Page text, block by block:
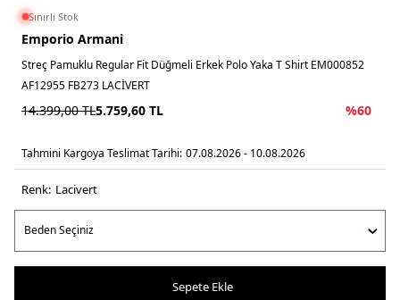
Sınırlı Stok
Emporio Armani
Streç Pamuklu Regular Fit Düğmeli Erkek Polo Yaka T Shirt EM000852
AF12955 FB273 LACİVERT
14.399,00TL5.759,60 TL %60
Tahmini Kargoya Teslimat Tarihi: 07.08.2026 - 10.08.2026
Renk: laci̇vert
Sepete Ekle